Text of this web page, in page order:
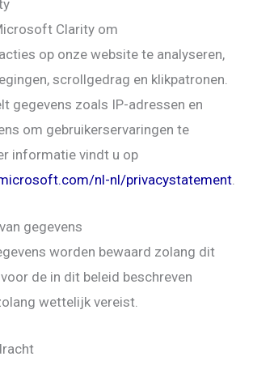
Clarity om
op onze website te analyseren,
scrollgedrag en klikpatronen.
gegevens zoals IP-adressen en
om gebruikerservaringen te
informatie vindt u op
nl-nl/privacystatement.
gegevens
worden bewaard zolang dit
de in dit beleid beschreven
wettelijk vereist.